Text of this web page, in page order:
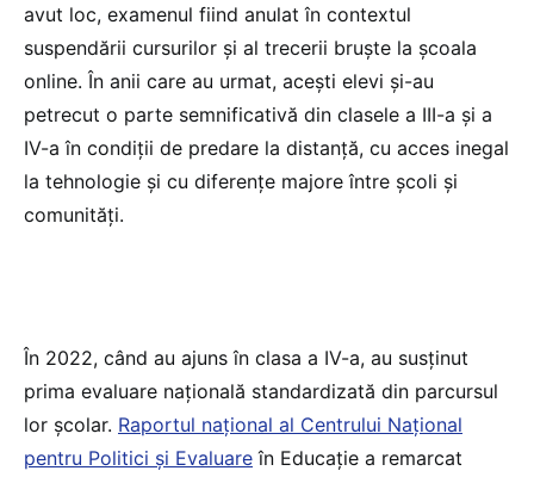
avut loc, examenul fiind anulat în contextul
suspendării cursurilor și al trecerii bruște la școala
online. În anii care au urmat, acești elevi și-au
petrecut o parte semnificativă din clasele a III-a și a
IV-a în condiții de predare la distanță, cu acces inegal
la tehnologie și cu diferențe majore între școli și
comunități.
În 2022, când au ajuns în clasa a IV-a, au susținut
prima evaluare națională standardizată din parcursul
lor școlar. Raportul național al Centrului Național
pentru Politici și Evaluare în Educație a remarcat